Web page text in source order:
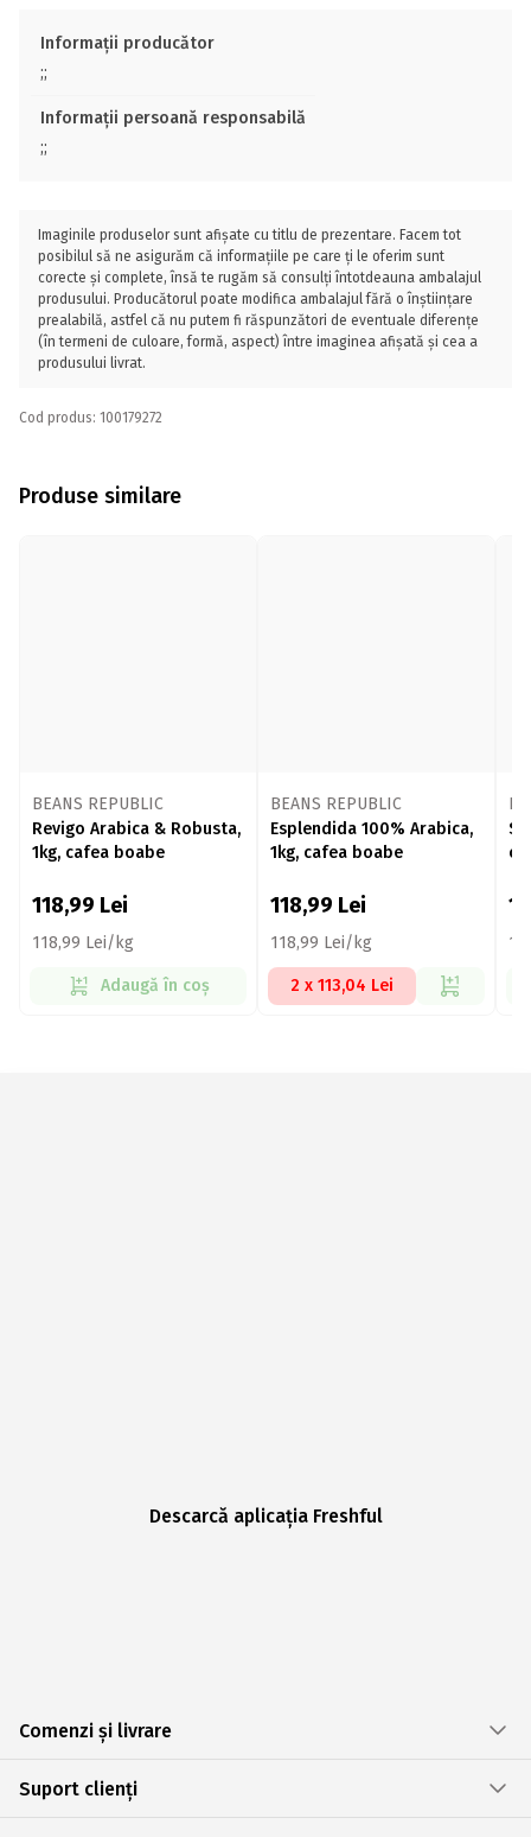
Informații producător
;;
Informații persoană responsabilă
;;
Imaginile produselor sunt afișate cu titlu de prezentare. Facem tot
posibilul să ne asigurăm că informațiile pe care ți le oferim sunt
corecte și complete, însă te rugăm să consulți întotdeauna ambalajul
produsului. Producătorul poate modifica ambalajul fără o înștiințare
prealabilă, astfel că nu putem fi răspunzători de eventuale diferențe
(în termeni de culoare, formă, aspect) între imaginea afișată și cea a
produsului livrat.
Cod produs: 100179272
Produse similare
BEANS REPUBLIC
Revigo Arabica & Robusta,
1kg, cafea boabe
118,99 Lei
118,99 Lei/kg
Adaugă în coș
BEANS REPUBLIC
Esplendida 100% Arabica,
1kg, cafea boabe
118,99 Lei
118,99 Lei/kg
2 x 113,04 Lei
Descarcă aplicația Freshful
Comenzi și livrare
Suport clienți